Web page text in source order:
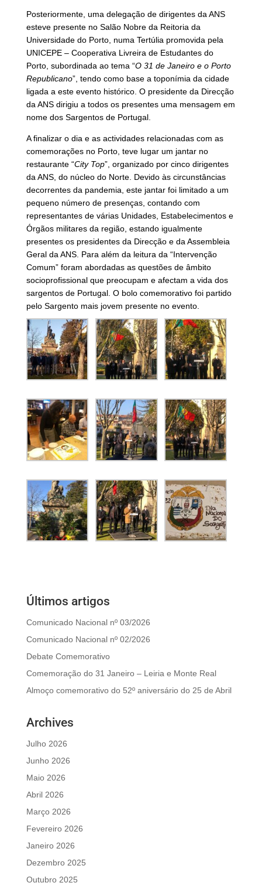
Posteriormente, uma delegação de dirigentes da ANS
esteve presente no Salão Nobre da Reitoria da
Universidade do Porto, numa Tertúlia promovida pela
UNICEPE – Cooperativa Livreira de Estudantes do
Porto, subordinada ao tema “O 31 de Janeiro e o Porto
Republicano”, tendo como base a toponímia da cidade
ligada a este evento histórico. O presidente da Direcção
da ANS dirigiu a todos os presentes uma mensagem em
nome dos Sargentos de Portugal.
A finalizar o dia e as actividades relacionadas com as
comemorações no Porto, teve lugar um jantar no
restaurante “City Top”, organizado por cinco dirigentes
da ANS, do núcleo do Norte. Devido às circunstâncias
decorrentes da pandemia, este jantar foi limitado a um
pequeno número de presenças, contando com
representantes de várias Unidades, Estabelecimentos e
Órgãos militares da região, estando igualmente
presentes os presidentes da Direcção e da Assembleia
Geral da ANS. Para além da leitura da “Intervenção
Comum” foram abordadas as questões de âmbito
socioprofissional que preocupam e afectam a vida dos
sargentos de Portugal. O bolo comemorativo foi partido
pelo Sargento mais jovem presente no evento.
Últimos artigos
Comunicado Nacional nº 03/2026
Comunicado Nacional nº 02/2026
Debate Comemorativo
Comemoração do 31 Janeiro – Leiria e Monte Real
Almoço comemorativo do 52º aniversário do 25 de Abril
Archives
Julho 2026
Junho 2026
Maio 2026
Abril 2026
Março 2026
Fevereiro 2026
Janeiro 2026
Dezembro 2025
Outubro 2025